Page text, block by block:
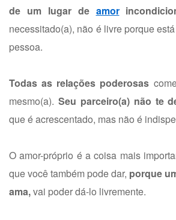
de um lugar de amor
necessitado(a), não é livre porque
pessoa.
Todas as relações poderosas
mesmo(a). Seu parceiro(a) não te
que é acrescentado, mas não é
O amor-próprio é a coisa mais
que você também pode dar, porque
ama,vai poder dá-lo livremente.